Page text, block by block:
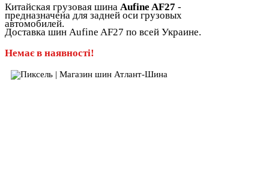
Китайская грузовая шина Aufine AF27 -
предназначена для задней оси грузовых
автомобилей.
Доставка шин Aufine AF27 по всей Украине.
Немає в наявності!